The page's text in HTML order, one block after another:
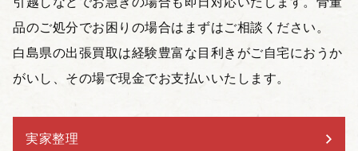
品のご処分でお困りの場合はまずはご相談ください。
白島県の出張買取は経験豊富な目利きがご自宅におうか
がいし、その場で現金でお支払いいたします。
実家整理